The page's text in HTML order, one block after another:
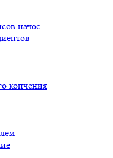
начос
копчения